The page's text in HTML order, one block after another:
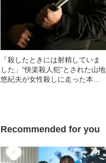
「殺したときには射精していま
した」“快楽殺人犯”とされた山地
悠紀夫が女性殺しに走った本当
Recommended for you